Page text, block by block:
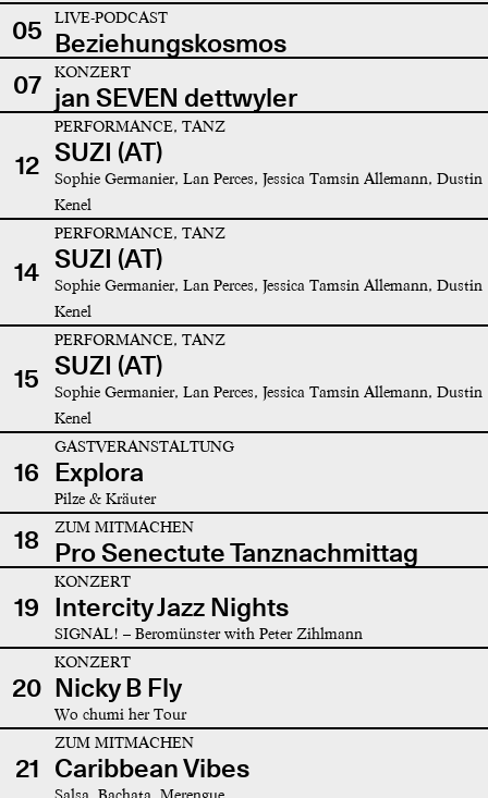
05 LIVE-PODCAST
Beziehungskosmos
07
KONZERT
jan SEVEN dettwyler
12
PERFORMANCE, TANZ
SUZI (AT)
Sophie Germanier, Lan Perces, Jessica Tamsin Allemann, Dustin
Kenel
14
PERFORMANCE, TANZ
SUZI (AT)
Sophie Germanier, Lan Perces, Jessica Tamsin Allemann, Dustin
Kenel
15
PERFORMANCE, TANZ
SUZI (AT)
Sophie Germanier, Lan Perces, Jessica Tamsin Allemann, Dustin
Kenel
16
GASTVERANSTALTUNG
Explora
Pilze & Kräuter
18 ZUM MITMACHEN
Pro Senectute Tanznachmittag
19
KONZERT
Intercity Jazz Nights
SIGNAL! – Beromünster with Peter Zihlmann
20
KONZERT
Nicky B Fly
Wo chumi her Tour
21
ZUM MITMACHEN
Caribbean Vibes